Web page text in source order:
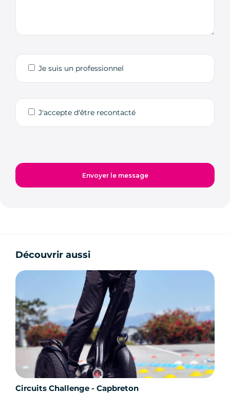
Je suis un professionnel
J'accepte d'être recontacté
Découvrir aussi
Circuits Challenge - Capbreton